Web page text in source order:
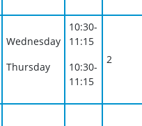
Wednesday
Thursday
10:30-
11:15
10:30-
11:15
2